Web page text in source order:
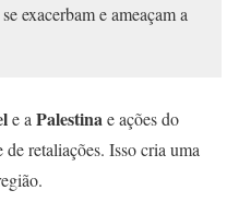
exacerbam e ameaçam a
e a Palestinae ações do
retaliações. Isso cria uma